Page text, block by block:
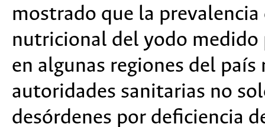
mostrado que la
nutricional del yodo
en algunas regiones del
autoridades sanitarias no
desórdenes por deficiencia